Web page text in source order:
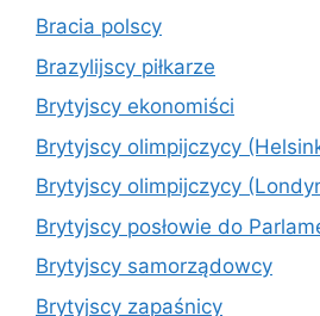
Bracia polscy
Brazylijscy piłkarze
Brytyjscy ekonomiści
Brytyjscy olimpijczycy
Brytyjscy olimpijczycy
Brytyjscy posłowie do
Brytyjscy samorządowcy
Brytyjscy zapaśnicy